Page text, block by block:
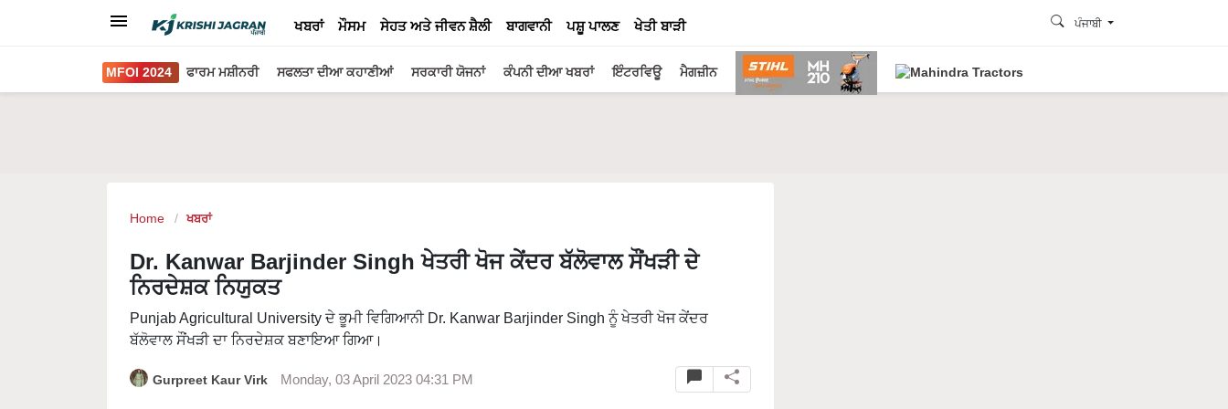
ਖਬਰਾਂ ਮੌਸਮ ਸੇਹਤ ਅਤੇ ਜੀਵਨ ਸ਼ੈਲੀ ਬਾਗਵਾਨੀ ਪਸ਼ੂ ਪਾਲਣ ਖੇਤੀ ਬਾੜੀ ਪੰਜਾਬੀ
MFOI 2024 ਫਾਰਮ ਮਸ਼ੀਨਰੀ ਸਫਲਤਾ ਦੀਆ ਕਹਾਣੀਆਂ ਸਰਕਾਰੀ ਯੋਜਨਾਂ ਕੰਪਨੀ ਦੀਆ ਖਬਰਾਂ ਇੰਟਰਵਿਊ ਮੈਗਜ਼ੀਨ
Home ਖਬਰਾਂ
Dr. Kanwar Barjinder Singh ਖੇਤਰੀ ਖੋਜ ਕੇਂਦਰ ਬੱਲੋਵਾਲ ਸੌਂਖੜੀ ਦੇ
ਨਿਰਦੇਸ਼ਕ ਨਿਯੁਕਤ
Punjab Agricultural University ਦੇ ਭੂਮੀ ਵਿਗਿਆਨੀ Dr. Kanwar Barjinder Singh ਨੂੰ ਖੇਤਰੀ ਖੋਜ ਕੇਂਦਰ
ਬੱਲੋਵਾਲ ਸੌਂਖੜੀ ਦਾ ਨਿਰਦੇਸ਼ਕ ਬਣਾਇਆ ਗਿਆ।
Gurpreet Kaur Virk Monday, 03 April 2023 04:31 PM